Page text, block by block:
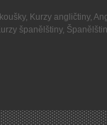
, Kurzy angličtiny,
španělštiny,